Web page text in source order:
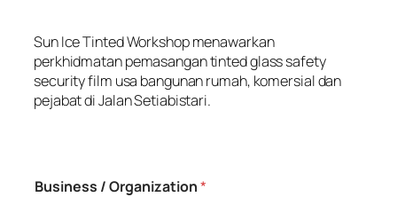
Sun Ice Tinted Workshop menawarkan
perkhidmatan pemasangan tinted glass safety
security film usa bangunan rumah, komersial dan
pejabat di Jalan Setiabistari.
Business / Organization*